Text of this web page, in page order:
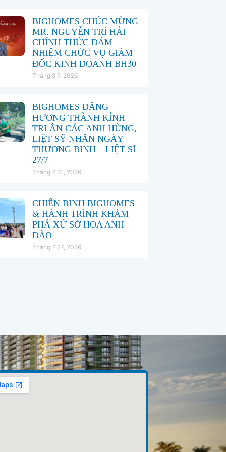
BIGHOMES CHÚC MỪNG
MR. NGUYỄN TRÍ HẢI
CHÍNH THỨC ĐẢM
NHIỆM CHỨC VỤ GIÁM
ĐỐC KINH DOANH BH30
Tháng 8 7, 2026
BIGHOMES DÂNG
HƯƠNG THÀNH KÍNH
TRI ÂN CÁC ANH HÙNG,
LIỆT SỸ NHÂN NGÀY
THƯƠNG BINH – LIỆT SĨ
27/7
Tháng 7 31, 2026
CHIẾN BINH BIGHOMES
& HÀNH TRÌNH KHÁM
PHÁ XỨ SỞ HOA ANH
ĐÀO
Tháng 7 27, 2026